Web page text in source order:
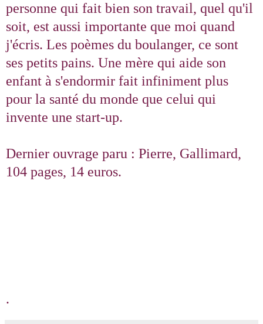
personne qui fait bien son travail, quel qu'il
soit, est aussi importante que moi quand
j'écris. Les poèmes du boulanger, ce sont
ses petits pains. Une mère qui aide son
enfant à s'endormir fait infiniment plus
pour la santé du monde que celui qui
invente une start-up.
Dernier ouvrage paru : Pierre, Gallimard,
104 pages, 14 euros.
.